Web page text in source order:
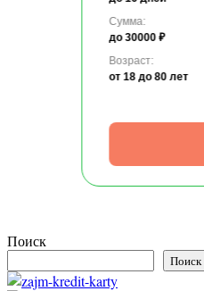
Сумма:
до 30000 ₽
Возраст:
от 18 до 80 лет
Поиск
Поиск